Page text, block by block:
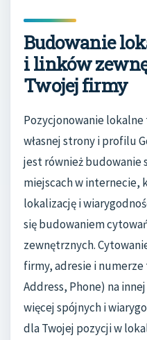
Budowanie
i linków
Twojej firmy
Pozycjonowanie
własnej strony i profilu
jest również budowanie
miejscach w internecie,
lokalizację i
się budowaniem
zewnętrznych.
firmy, adresie i
Address, Phone) na
więcej spójnych i
dla Twojej pozycji w